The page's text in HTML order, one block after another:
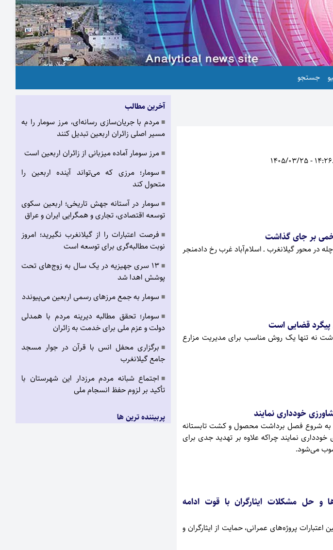
جستجو
14:26 - 1405/03/25
بر جای گذاشت
در محور گیلانغرب ـ اسلام‌آباد غرب رخ دادمنجر
پیگرد قضایی است
نه تنها یک روش مناسب برای مدیریت مزارع
خودداری نمایند
به شروع فصل برداشت محصول و کشت تابستانه
نمایند چراکه علاوه بر تهدید جدی برای
می‌شود.
و حل مشکلات ایثارگران با قوت ادامه
پروژه‌های عمرانی، حمایت از ایثارگران و
آخرین مطالب
■ مردم با جریان‌سازی رسانه‌ای، مرز سومار را به
مسیر اصلی زائران اربعین تبدیل کنند
■ مرز سومار آماده میزبانی از زائران اربعین است
■ سومار؛ مرزی که می‌تواند آینده اربعین را
متحول کند
■ سومار در آستانه جهش تاریخی؛ اربعین سکوی
توسعه اقتصادی، تجاری و همگرایی ایران و عراق
■ فرصت اعتبارات را از گیلانغرب نگیرید؛ امروز
نوبت مطالبه‌گری برای توسعه است
■
۱۳ سری جهیزیه در یک سال به زوج‌های تحت
پوشش اهدا شد
■ سومار به جمع مرزهای رسمی اربعین می‌پیوندد
■ سومار؛ تحقق مطالبه دیرینه مردم با همدلی
دولت و عزم ملی برای خدمت به زائران
■ برگزاری محفل انس با قرآن در جوار مسجد
جامع گیلانغرب
■ اجتماع شبانه مردم مرزدار این شهرستان با
تأکید بر لزوم حفظ انسجام ملی
پربیننده ترین ها